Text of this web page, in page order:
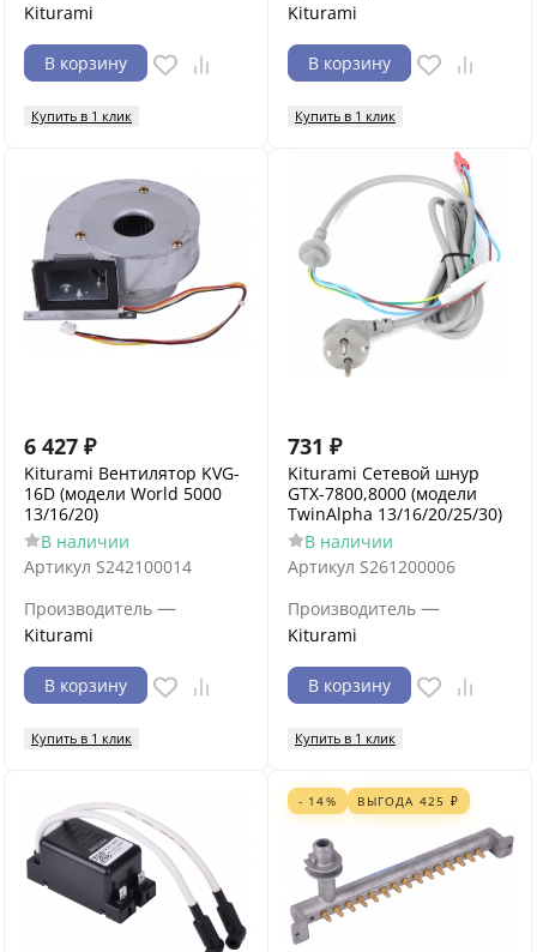
Kiturami
В корзину
Купить в 1 клик
Kiturami
В корзину
Купить в 1 клик
6 427 ₽
Kiturami Вентилятор KVG-
16D (модели World 5000
13/16/20)
В наличии
Артикул S242100014
Производитель —
Kiturami
В корзину
Купить в 1 клик
731 ₽
Kiturami Сетевой шнур
GTX-7800,8000 (модели
TwinAlpha 13/16/20/25/30)
В наличии
Артикул S261200006
Производитель —
Kiturami
В корзину
Купить в 1 клик
- 14% ВЫГОДА 425 ₽